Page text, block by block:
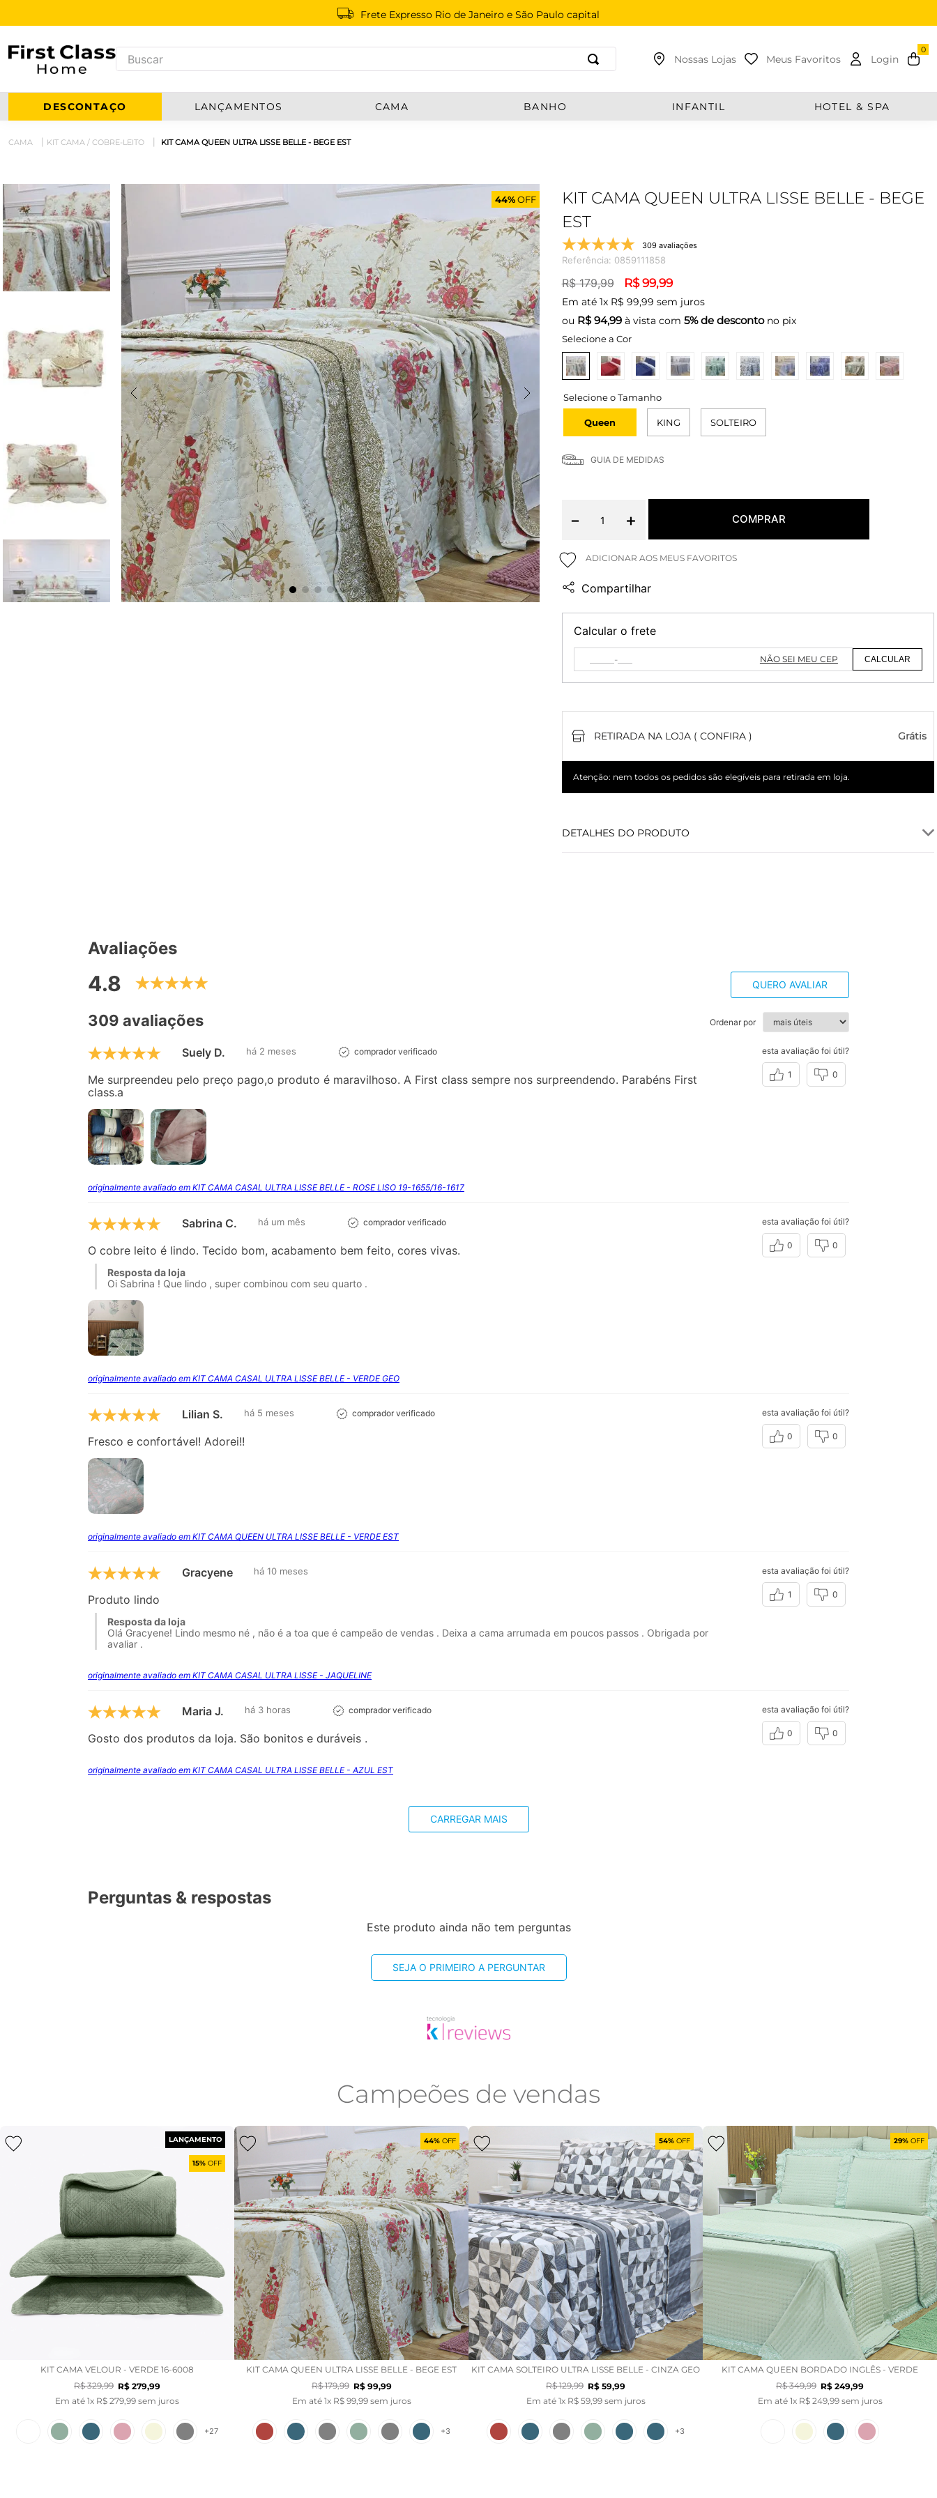
Frete Expresso Rio de Janeiro e São Paulo capital
Buscar
Nossas Lojas Meus Favoritos Login
DESCONTAÇO LANÇAMENTOS CAMA BANHO INFANTIL HOTEL & SPA
CAMA KIT CAMA / COBRE-LEITO KIT CAMA QUEEN ULTRA LISSE BELLE - BEGE EST
44%OFF
KIT CAMA QUEEN ULTRA LISSE BELLE - BEGE
EST
309 avaliações
Referência: 0859111858
R$ 179,99 R$ 99,99
Em até 1x R$ 99,99 sem juros
ou R$ 94,99à vista com 5% de descontono pix
Selecione a Cor
Queen KING SOLTEIRO
GUIA DE MEDIDAS
＋
－ COMPRAR
Compartilhar
Calcular o frete
NÃO SEI MEU CEP CALCULAR
RETIRADA NA LOJA ( CONFIRA ) Grátis
Atenção: nem todos os pedidos são elegíveis para retirada em loja.
DETALHES DO PRODUTO
Avaliações
4.8 QUERO AVALIAR
309 avaliações Ordenar por
Suely D. há 2 meses comprador verificado
Me surpreendeu pelo preço pago,o produto é maravilhoso. A First class sempre nos surpreendendo. Parabéns First
class.a
originalmente avaliado em KIT CAMA CASAL ULTRA LISSE BELLE - ROSE LISO 19-1655/16-1617
esta avaliação foi útil?
1 0
Sabrina C. há um mês comprador verificado
O cobre leito é lindo. Tecido bom, acabamento bem feito, cores vivas.
Resposta da loja
Oi Sabrina ! Que lindo , super combinou com seu quarto .
originalmente avaliado em KIT CAMA CASAL ULTRA LISSE BELLE - VERDE GEO
esta avaliação foi útil?
0 0
Lilian S. há 5 meses comprador verificado
Fresco e confortável! Adorei!!
originalmente avaliado em KIT CAMA QUEEN ULTRA LISSE BELLE - VERDE EST
esta avaliação foi útil?
0 0
Gracyene há 10 meses
Produto lindo
Resposta da loja
Olá Gracyene! Lindo mesmo né , não é a toa que é campeão de vendas . Deixa a cama arrumada em poucos passos . Obrigada por
avaliar .
originalmente avaliado em KIT CAMA CASAL ULTRA LISSE - JAQUELINE
esta avaliação foi útil?
1 0
Maria J. há 3 horas comprador verificado
Gosto dos produtos da loja. São bonitos e duráveis .
originalmente avaliado em KIT CAMA CASAL ULTRA LISSE BELLE - AZUL EST
esta avaliação foi útil?
0 0
CARREGAR MAIS
Perguntas & respostas
Este produto ainda não tem perguntas
SEJA O PRIMEIRO A PERGUNTAR
Campeões de vendas
LANÇAMENTO
15% OFF
KIT CAMA VELOUR - VERDE 16-6008
R$ 329,99 R$ 279,99
Em até 1x R$ 279 99 sem juros
+27
44% OFF
KIT CAMA QUEEN ULTRA LISSE BELLE - BEGE EST
R$ 179,99 R$ 99,99
Em até 1x R$ 99, 99sem juros
+3
54% OFF
KIT CAMA SOLTEIRO ULTRA LISSE BELLE - CINZA GEO
R$ 129,99 R$ 59,99
Em até 1x R$ 59, 99sem juros
+3
29% OFF
KIT CAMA QUEEN BORDADO INGLÊS - VERDE
R$ 349,99 R$ 249,99
Em até 1x R$ 249, 99sem juros